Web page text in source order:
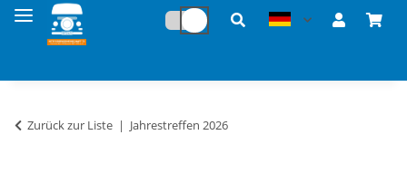
Zurück zur Liste Jahrestreffen 2026